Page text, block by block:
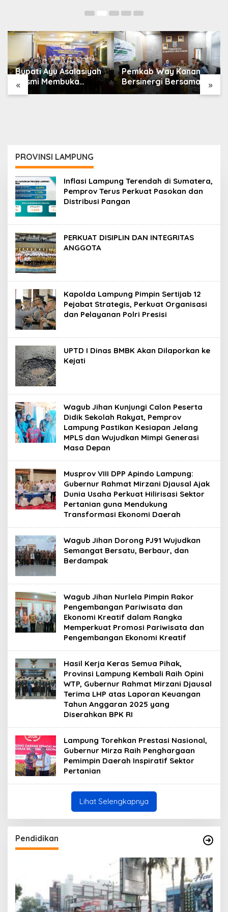
« »
Bupati Ayu Asalasiyah
Resmi Membuka
Rakorwil HIMPAUDI se-
Pemkab Way Kanan
Bersinergi Bersama PT
BPR Syariah Way
PROVINSI LAMPUNG
Inflasi Lampung Terendah di Sumatera,
Pemprov Terus Perkuat Pasokan dan
Distribusi Pangan
PERKUAT DISIPLIN DAN INTEGRITAS
ANGGOTA
Kapolda Lampung Pimpin Sertijab 12
Pejabat Strategis, Perkuat Organisasi
dan Pelayanan Polri Presisi
UPTD I Dinas BMBK Akan Dilaporkan ke
Kejati
Wagub Jihan Kunjungi Calon Peserta
Didik Sekolah Rakyat, Pemprov
Lampung Pastikan Kesiapan Jelang
MPLS dan Wujudkan Mimpi Generasi
Masa Depan
Musprov VIII DPP Apindo Lampung:
Gubernur Rahmat Mirzani Djausal Ajak
Dunia Usaha Perkuat Hilirisasi Sektor
Pertanian guna Mendukung
Transformasi Ekonomi Daerah
Wagub Jihan Dorong PJ91 Wujudkan
Semangat Bersatu, Berbaur, dan
Berdampak
Wagub Jihan Nurlela Pimpin Rakor
Pengembangan Pariwisata dan
Ekonomi Kreatif dalam Rangka
Memperkuat Promosi Pariwisata dan
Pengembangan Ekonomi Kreatif
Hasil Kerja Keras Semua Pihak,
Provinsi Lampung Kembali Raih Opini
WTP, Gubernur Rahmat Mirzani Djausal
Terima LHP atas Laporan Keuangan
Tahun Anggaran 2025 yang
Diserahkan BPK RI
Lampung Torehkan Prestasi Nasional,
Gubernur Mirza Raih Penghargaan
Pemimpin Daerah Inspiratif Sektor
Pertanian
Lihat Selengkapnya
Pendidikan